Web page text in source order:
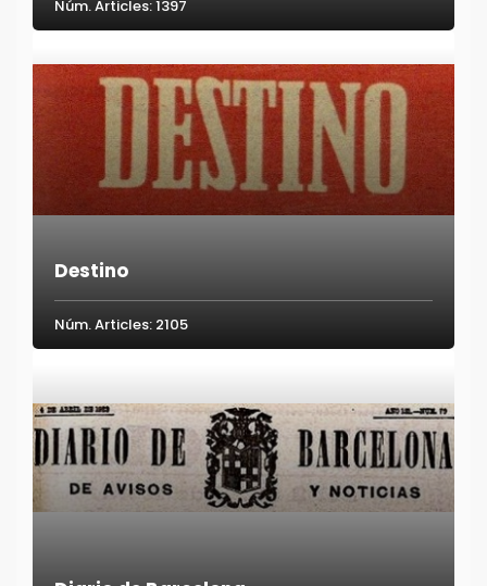
Núm. Articles: 1397
Destino
Núm. Articles: 2105